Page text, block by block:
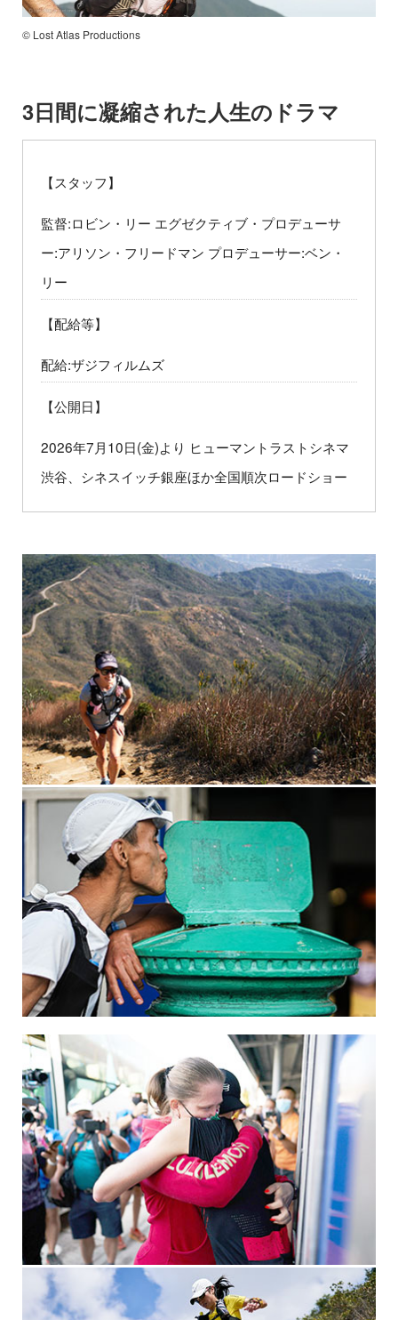
© Lost Atlas Productions
3日間に凝縮された人生のドラマ
【スタッフ】
監督:ロビン・リー エグゼクティブ・プロデューサ
ー:アリソン・フリードマン プロデューサー:ベン・
リー
【配給等】
配給:ザジフィルムズ
【公開日】
2026年7月10日(金)より ヒューマントラストシネマ
渋谷、シネスイッチ銀座ほか全国順次ロードショー